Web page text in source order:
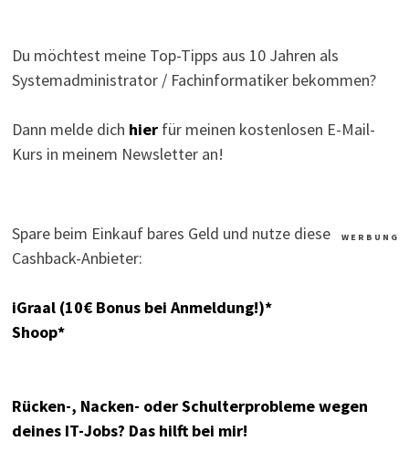
Du möchtest meine Top-Tipps aus 10 Jahren als
Systemadministrator / Fachinformatiker bekommen?
Dann melde dich hierfür meinen kostenlosen E-Mail-
Kurs in meinem Newsletter an!
W E R B U N G
Spare beim Einkauf bares Geld und nutze diese
Cashback-Anbieter:
iGraal (10€ Bonus bei Anmeldung!)*
Shoop*
Rücken-, Nacken- oder Schulterprobleme wegen
deines IT-Jobs? Das hilft bei mir!